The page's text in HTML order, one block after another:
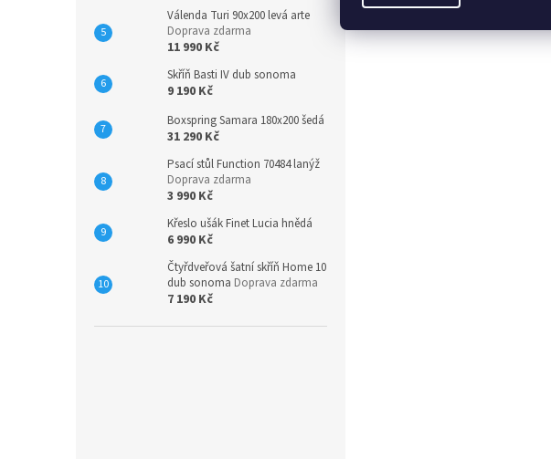
Válenda Turi 90x200 levá arte
Doprava zdarma
11 990 Kč
Skříň Basti IV dub sonoma
9 190 Kč
Boxspring Samara 180x200 šedá
31 290 Kč
Psací stůl Function 70484 lanýž
Doprava zdarma
3 990 Kč
Křeslo ušák Finet Lucia hnědá
6 990 Kč
Čtyřdveřová šatní skříň Home 10
dub sonoma Doprava zdarma
7 190 Kč